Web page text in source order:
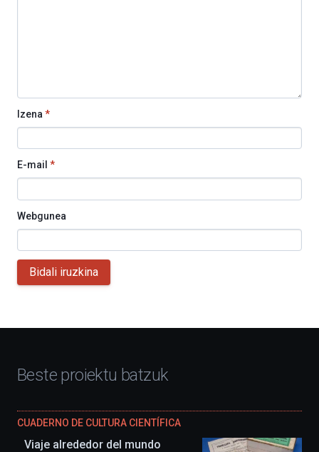
Izena *
E-mail *
Webgunea
Bidali iruzkina
Beste proiektu batzuk
CUADERNO DE CULTURA CIENTÍFICA
Viaje alrededor del mundo